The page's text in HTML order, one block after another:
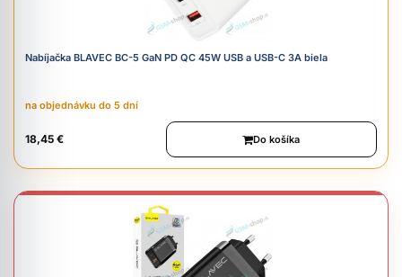
Nabíjačka BLAVEC BC-5 GaN PD QC 45W USB a USB-C 3A biela
na objednávku do 5 dní
18,45 € Do košíka